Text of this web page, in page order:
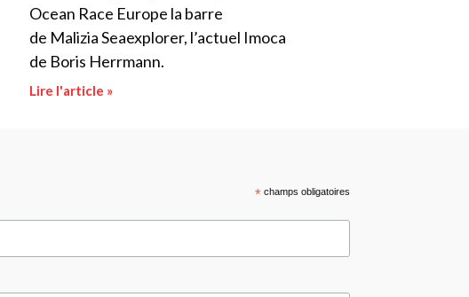
Ocean Race Europe la barre
de Malizia Seaexplorer, l’actuel Imoca
de Boris Herrmann.
Lire l'article »
*champs obligatoires